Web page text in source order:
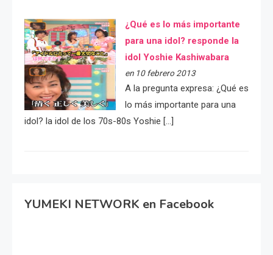
¿Qué es lo más importante
para una idol? responde la
idol Yoshie Kashiwabara
en 10 febrero 2013
A la pregunta expresa: ¿Qué es
lo más importante para una
idol? la idol de los 70s-80s Yoshie […]
YUMEKI NETWORK en Facebook